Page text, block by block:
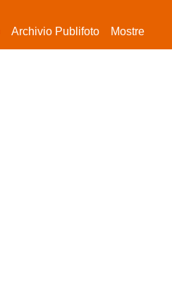
Archivio Publifoto Mostre